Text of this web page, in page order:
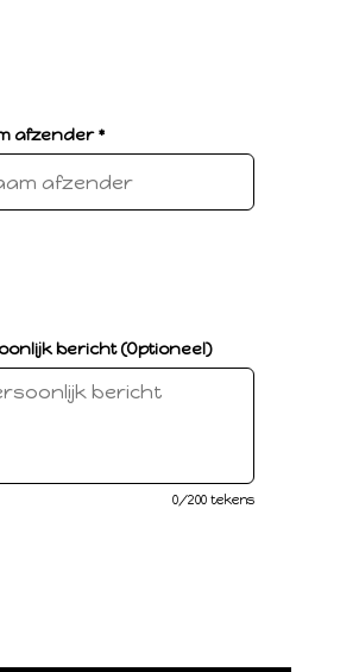
afzender *
bericht (Optioneel)
0/200 tekens